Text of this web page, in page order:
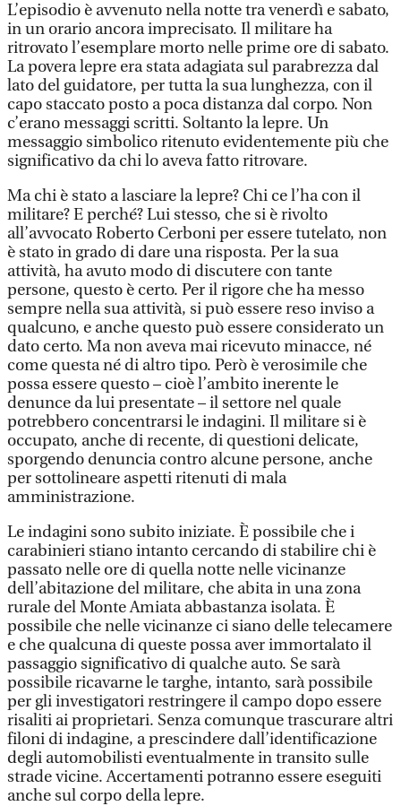
L’episodio è avvenuto nella notte tra venerdì e sabato,
in un orario ancora imprecisato. Il militare ha
ritrovato l’esemplare morto nelle prime ore di sabato.
La povera lepre era stata adagiata sul parabrezza dal
lato del guidatore, per tutta la sua lunghezza, con il
capo staccato posto a poca distanza dal corpo. Non
c’erano messaggi scritti. Soltanto la lepre. Un
messaggio simbolico ritenuto evidentemente più che
significativo da chi lo aveva fatto ritrovare.
Ma chi è stato a lasciare la lepre? Chi ce l’ha con il
militare? E perché? Lui stesso, che si è rivolto
all’avvocato Roberto Cerboni per essere tutelato, non
è stato in grado di dare una risposta. Per la sua
attività, ha avuto modo di discutere con tante
persone, questo è certo. Per il rigore che ha messo
sempre nella sua attività, si può essere reso inviso a
qualcuno, e anche questo può essere considerato un
dato certo. Ma non aveva mai ricevuto minacce, né
come questa né di altro tipo. Però è verosimile che
possa essere questo – cioè l’ambito inerente le
denunce da lui presentate – il settore nel quale
potrebbero concentrarsi le indagini. Il militare si è
occupato, anche di recente, di questioni delicate,
sporgendo denuncia contro alcune persone, anche
per sottolineare aspetti ritenuti di mala
amministrazione.
Le indagini sono subito iniziate. È possibile che i
carabinieri stiano intanto cercando di stabilire chi è
passato nelle ore di quella notte nelle vicinanze
dell’abitazione del militare, che abita in una zona
rurale del Monte Amiata abbastanza isolata. È
possibile che nelle vicinanze ci siano delle telecamere
e che qualcuna di queste possa aver immortalato il
passaggio significativo di qualche auto. Se sarà
possibile ricavarne le targhe, intanto, sarà possibile
per gli investigatori restringere il campo dopo essere
risaliti ai proprietari. Senza comunque trascurare altri
filoni di indagine, a prescindere dall’identificazione
degli automobilisti eventualmente in transito sulle
strade vicine. Accertamenti potranno essere eseguiti
anche sul corpo della lepre.